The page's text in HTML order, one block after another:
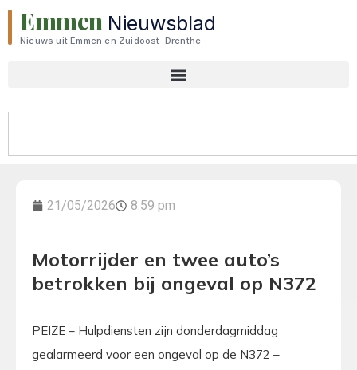
Emmen Nieuwsblad
Nieuws uit Emmen en Zuidoost-Drenthe
21/05/2026 8:59 pm
Motorrijder en twee auto’s
betrokken bij ongeval op N372
PEIZE – Hulpdiensten zijn donderdagmiddag
gealarmeerd voor een ongeval op de N372 –